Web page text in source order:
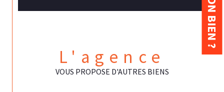
L'agence
VOUS PROPOSE D'AUTRES BIENS